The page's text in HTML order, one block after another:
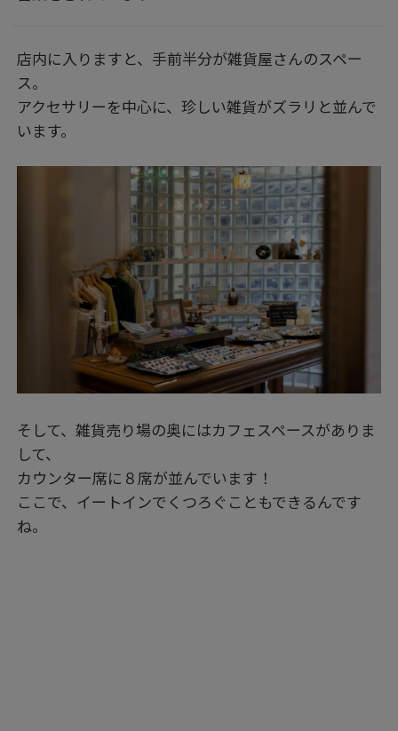
店内に入りますと、手前半分が雑貨屋さんのスペー
ス。
アクセサリーを中心に、珍しい雑貨がズラリと並んで
います。
そして、雑貨売り場の奥にはカフェスペースがありま
して、
カウンター席に８席が並んでいます！
ここで、イートインでくつろぐこともできるんです
ね。